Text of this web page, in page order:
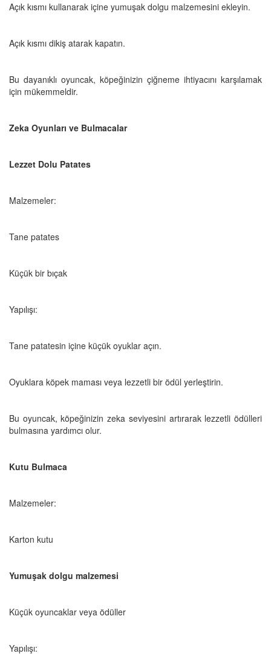
Açık kısmı kullanarak içine yumuşak dolgu malzemesini ekleyin.
Açık kısmı dikiş atarak kapatın.
Bu dayanıklı oyuncak, köpeğinizin çiğneme ihtiyacını karşılamak
için mükemmeldir.
Zeka Oyunları ve Bulmacalar
Lezzet Dolu Patates
Malzemeler:
Tane patates
Küçük bir bıçak
Yapılışı:
Tane patatesin içine küçük oyuklar açın.
Oyuklara köpek maması veya lezzetli bir ödül yerleştirin.
Bu oyuncak, köpeğinizin zeka seviyesini artırarak lezzetli ödülleri
bulmasına yardımcı olur.
Kutu Bulmaca
Malzemeler:
Karton kutu
Yumuşak dolgu malzemesi
Küçük oyuncaklar veya ödüller
Yapılışı: